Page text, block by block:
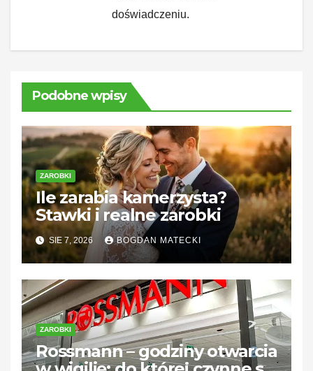
doświadczeniu.
Podobne wpisy
ZAROBKI
Ile zarabia kamerzysta?
Stawki i realne zarobki
SIE 7, 2026 BOGDAN MATECKI
ZAROBKI
Rossmann – godziny otwarcia